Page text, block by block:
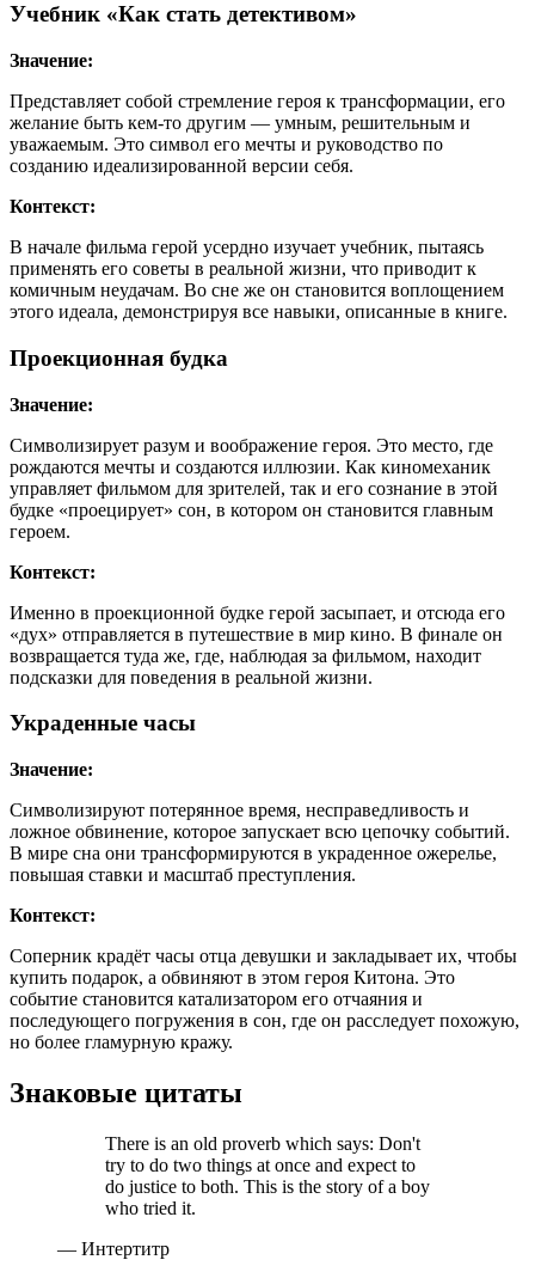
Учебник «Как стать детективом»
Значение:
Представляет собой стремление героя к трансформации, его
желание быть кем-то другим — умным, решительным и
уважаемым. Это символ его мечты и руководство по
созданию идеализированной версии себя.
Контекст:
В начале фильма герой усердно изучает учебник, пытаясь
применять его советы в реальной жизни, что приводит к
комичным неудачам. Во сне же он становится воплощением
этого идеала, демонстрируя все навыки, описанные в книге.
Проекционная будка
Значение:
Символизирует разум и воображение героя. Это место, где
рождаются мечты и создаются иллюзии. Как киномеханик
управляет фильмом для зрителей, так и его сознание в этой
будке «проецирует» сон, в котором он становится главным
героем.
Контекст:
Именно в проекционной будке герой засыпает, и отсюда его
«дух» отправляется в путешествие в мир кино. В финале он
возвращается туда же, где, наблюдая за фильмом, находит
подсказки для поведения в реальной жизни.
Украденные часы
Значение:
Символизируют потерянное время, несправедливость и
ложное обвинение, которое запускает всю цепочку событий.
В мире сна они трансформируются в украденное ожерелье,
повышая ставки и масштаб преступления.
Контекст:
Соперник крадёт часы отца девушки и закладывает их, чтобы
купить подарок, а обвиняют в этом героя Китона. Это
событие становится катализатором его отчаяния и
последующего погружения в сон, где он расследует похожую,
но более гламурную кражу.
Знаковые цитаты
There is an old proverb which says: Don't
try to do two things at once and expect to
do justice to both. This is the story of a boy
who tried it.
— Интертитр